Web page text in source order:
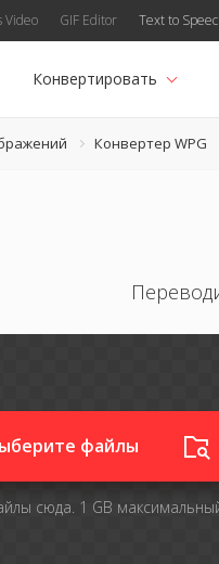
Video GIF Editor Text to
Конвертировать
Конвертер WPG
файлы
сюда. 1 GB